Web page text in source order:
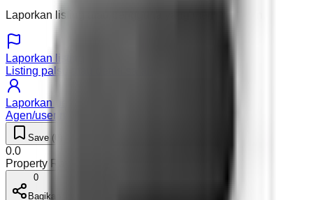
Laporkan listing atau pengguna yang mencurigakan.
Laporkan listing
Listing palsu atau detail salah
Laporkan pengguna
Agen/user mencurigakan
Save (
0.0
Property Rating (
0
Bagikan